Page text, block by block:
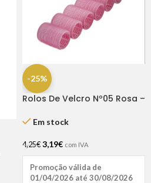
-25%
Rolos De Velcro Nº05 Rosa –
Em stock
4,25€ 3,19€ com IVA
Promoção válida de
01/04/2026 até 30/08/2026